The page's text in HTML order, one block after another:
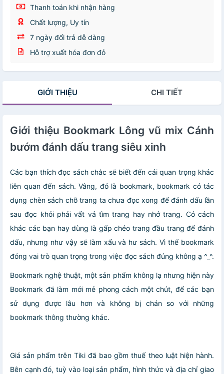
Thanh toán khi nhận hàng
Chất lượng, Uy tín
7 ngày đổi trả dễ dàng
Hỗ trợ xuất hóa đơn đỏ
GIỚI THIỆU CHI TIẾT
Giới thiệu Bookmark Lông vũ mix Cánh
bướm đánh dấu trang siêu xinh
Các bạn thích đọc sách chắc sẽ biết đến cái quan trọng khác
liên quan đến sách. Vâng, đó là bookmark, bookmark có tác
dụng chèn sách chỗ trang ta chưa đọc xong để đánh dấu lần
sau đọc khỏi phải vất vả tìm trang hay nhớ trang. Có cách
khác các bạn hay dùng là gấp chéo trang đầu trang để đánh
dấu, nhưng như vậy sẽ làm xấu và hư sách. Vì thế bookmark
đóng vai trò quan trọng trong việc đọc sách đúng không ạ ^_^.
Bookmark nghệ thuật, một sản phẩm không lạ nhưng hiện này
Bookmark đã làm mới mẻ phong cách một chút, để các bạn
sử dụng được lâu hơn và không bị chán so với những
bookmark thông thường khác.
Giá sản phẩm trên Tiki đã bao gồm thuế theo luật hiện hành.
Bên cạnh đó, tuỳ vào loại sản phẩm, hình thức và địa chỉ giao